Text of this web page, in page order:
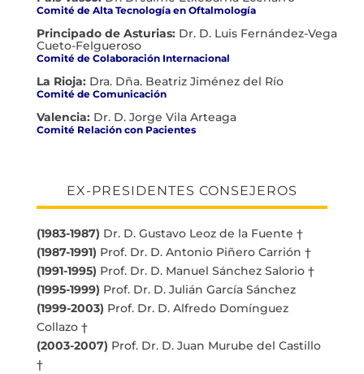
Comité de Alta Tecnología en Oftalmología
Principado de Asturias: Dr. D. Luis Fernández-Vega
Cueto-Felgueroso
Comité de Colaboración Internacional
La Rioja: Dra. Dña. Beatriz Jiménez del Río
Comité de Comunicación
Valencia: Dr. D. Jorge Vila Arteaga
Comité Relación con Pacientes
EX-PRESIDENTES CONSEJEROS
(1983-1987) Dr. D. Gustavo Leoz de la Fuente †
(1987-1991) Prof. Dr. D. Antonio Piñero Carrión †
(1991-1995) Prof. Dr. D. Manuel Sánchez Salorio †
(1995-1999) Prof. Dr. D. Julián García Sánchez
(1999-2003) Prof. Dr. D. Alfredo Domínguez
Collazo †
(2003-2007) Prof. Dr. D. Juan Murube del Castillo
†